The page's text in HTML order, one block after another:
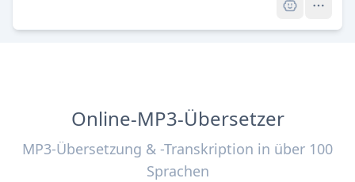
Online-MP3-Übersetzer
MP3-Übersetzung & -Transkription in über 100
Sprachen